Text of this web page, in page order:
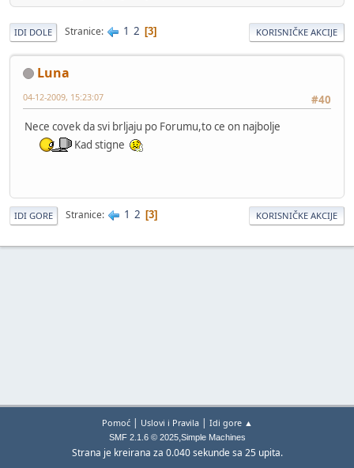
IDI DOLE Stranice 1 2 3 KORISNIČKE AKCIJE
Luna
#40
04-12-2009, 15:23:07
Nece covek da svi brljaju po Forumu,to ce on najbolje
Kad stigne
IDI GORE Stranice 1 2 3 KORISNIČKE AKCIJE
Pomoć| Uslovi i Pravila| Idi gore ▲
SMF 2.1.6 © 2025,Simple Machines
Strana je kreirana za 0.040 sekunde sa 25 upita.